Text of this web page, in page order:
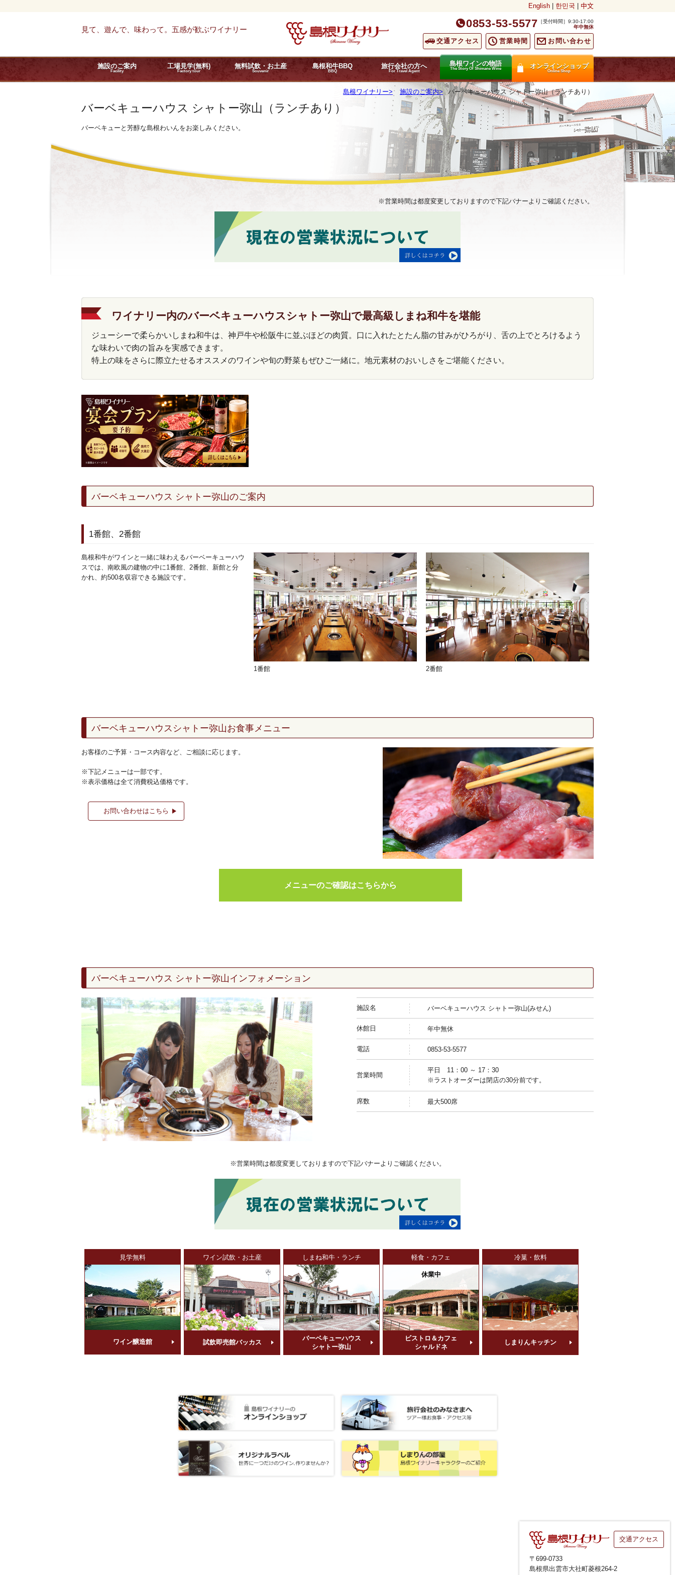
English 한민국 中文
見て、遊んで、味わって。五感が歓ぶワイナリー
［受付時間］9:30-17:00
年中無休
0853-53-5577
交通アクセス お問い合わせ
営業時間
施設のご案内
Facility
工場見学(無料)
Factory tour
無料試飲・お土産
Souvenir
島根和牛BBQ
BBQ
旅行会社の方へ
For Travel Agent
島根ワインの物語
The Story Of Shimane Wine オンラインショップ
Online Shop
島根ワイナリー 施設のご案内 バーベキューハウスシャトー弥山（ランチあり）
バーベキューハウス シャトー弥山（ランチあり）
バーベキューと芳醇な島根わいんをお楽しみください。
※営業時間は都度変更しておりますので下記バナーよりご確認ください。
ワイナリー内のバーベキューハウスシャトー弥山で最高級 しまね和牛を堪能
ジューシーで柔らかいしまね和牛は、神戸牛や松阪牛に並ぶほどの肉質。口に入れたとたん脂の甘みがひろがり、舌の上でとろけるよう
な味わいで肉の旨みを実感できます。
特上の味をさらに際立たせるオススメのワインや旬の野菜もぜひご一緒に。地元素材のおいしさをご堪能ください。
バーベキューハウス シャトー弥山のご案内
1番館、2番館
島根和牛がワインと一緒に味わえるバーベーキューハウ
スでは、南欧風の建物の中に1番館、2番館、新館と分
かれ、約500名収容できる施設です。
1番館 2番館
バーベキューハウス シャトー弥山お食事メニュー
お客様のご予算・コース内容など、ご相談に応じます。
※下記メニューは一部です。
※表示価格は全て消費税込価格です。
お問い合わせはこちら
メニューのご確認はこちらから
バーベキューハウス シャトー弥山 インフォメーション
施設名 バーベキューハウス シャトー弥山(みせん)
休館日 年中無休
電話 0853-53-5577
営業時間
平日 11：00 ～ 17：30
※ラストオーダーは閉店の30分前です。
席数 最大500席
※営業時間は都度変更しておりますので下記バナーよりご確認ください。
見学無料
ワイン醸造館
ワイン試飲・お土産
試飲即売館バッカス
しまね和牛・ランチ
バーベキューハウス
シャトー弥山
軽食・カフェ
休業中
ビストロ＆カフェ
シャルドネ
冷菓・飲料
しまりんキッチン
交通アクセス
〒699-0733
島根県出雲市大社町菱根264-2